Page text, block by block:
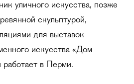
уличного искусства, позже
скульптурой,
для выставок
искусства «Дом
в Перми.